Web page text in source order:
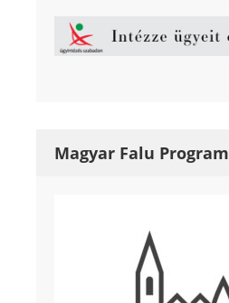
Magyar Falu Program